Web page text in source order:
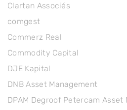
Clartan Associés
comgest
Commerz Real
Commodity Capital
DJE Kapital
DNB Asset Management
DPAM Degroof Petercam Asset